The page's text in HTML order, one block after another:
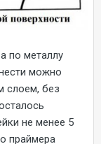
по металлу
можно
слоем, без
не менее 5
праймера